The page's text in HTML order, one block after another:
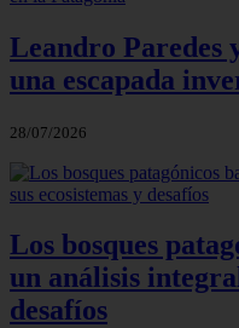
Leandro Paredes
una escapada
28/07/2026
Los bosques
un análisis
desafíos